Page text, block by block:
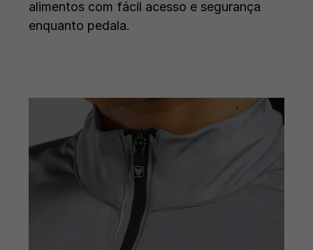
alimentos com fácil acesso e segurança
enquanto pedala.